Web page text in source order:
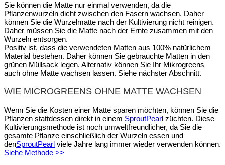
Sie können die Matte nur einmal verwenden, da die
Pflanzenwurzeln dicht zwischen den Fasern wachsen. Daher
können Sie die Wurzelmatte nach der Kultivierung nicht reinigen.
Daher müssen Sie die Matte nach der Ernte zusammen mit den
Wurzeln entsorgen.
Positiv ist, dass die verwendeten Matten aus 100% natürlichem
Material bestehen. Daher können Sie gebrauchte Matten in den
grünen Müllsack legen. Alternativ können Sie Ihr Mikrogreens
auch ohne Matte wachsen lassen. Siehe nächster Abschnitt.
WIE MICROGREENS OHNE MATTE WACHSEN
Wenn Sie die Kosten einer Matte sparen möchten, können Sie die
Pflanzen stattdessen direkt in einem SproutPearl züchten. Diese
Kultivierungsmethode ist noch umweltfreundlicher, da Sie die
gesamte Pflanze einschließlich der Wurzeln essen und
denSproutPearl viele Jahre lang immer wieder verwenden können.
Siehe Methode >>